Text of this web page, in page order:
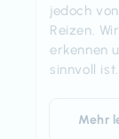
jedoch
Reizen.
erkennen
sinnvoll ist.
Mehr